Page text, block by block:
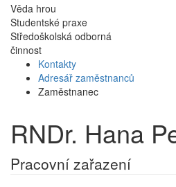
Věda hrou
Studentské praxe
Středoškolská odborná
činnost
Kontakty
Adresář zaměstnanců
Zaměstnanec
RNDr. Hana
Pracovní zařazení